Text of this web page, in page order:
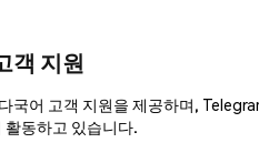
객 지원
국어 고객 지원을 제공하며,
활동하고 있습니다.